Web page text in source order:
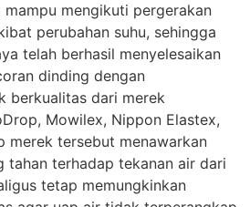
mengikuti pergerakan
perubahan suhu, sehingga
telah berhasil menyelesaikan
dinding dengan
berkualitas dari merek
Mowilex, Nippon Elastex,
merek tersebut menawarkan
tahan terhadap tekanan air dari
tetap memungkinkan